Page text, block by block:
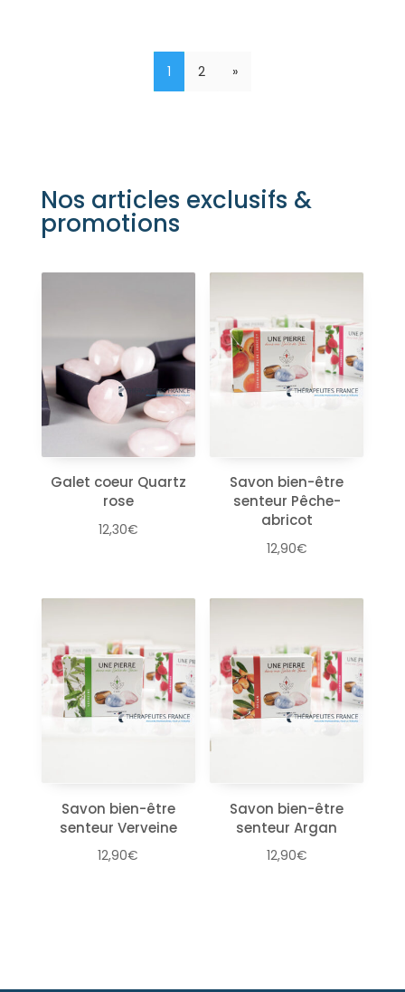
1 2 »
Nos articles exclusifs &
promotions
Galet coeur Quartz
rose
12,30€
Savon bien-être
senteur Pêche-
abricot
12,90€
Savon bien-être
senteur Verveine
12,90€
Savon bien-être
senteur Argan
12,90€